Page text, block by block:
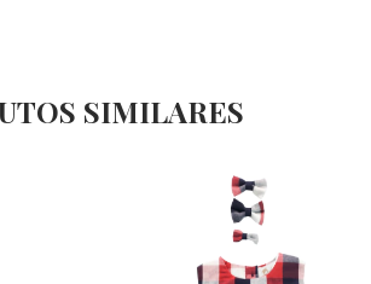
SIMILARES